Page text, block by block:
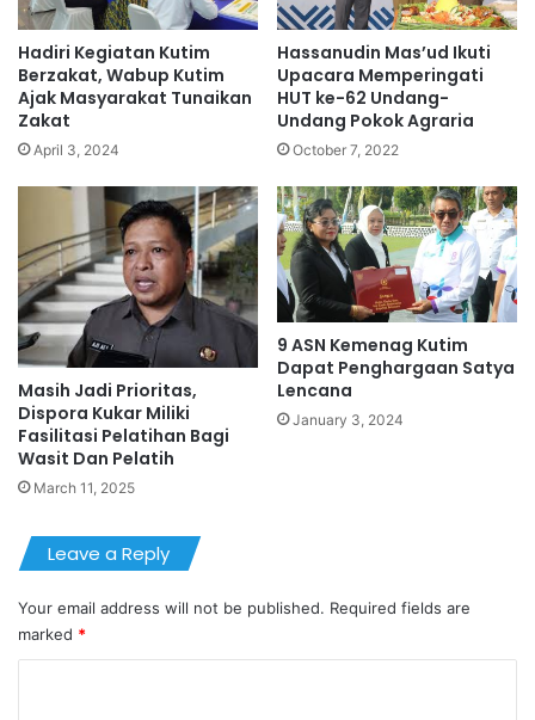
Hadiri Kegiatan Kutim
Berzakat, Wabup Kutim
Ajak Masyarakat Tunaikan
Zakat
April 3, 2024
Hassanudin Mas’ud Ikuti
Upacara Memperingati
HUT ke-62 Undang-
Undang Pokok Agraria
October 7, 2022
Masih Jadi Prioritas,
Dispora Kukar Miliki
Fasilitasi Pelatihan Bagi
Wasit Dan Pelatih
March 11, 2025
9 ASN Kemenag Kutim
Dapat Penghargaan Satya
Lencana
January 3, 2024
Leave a Reply
Your email address will not be published. Required fields are
marked *